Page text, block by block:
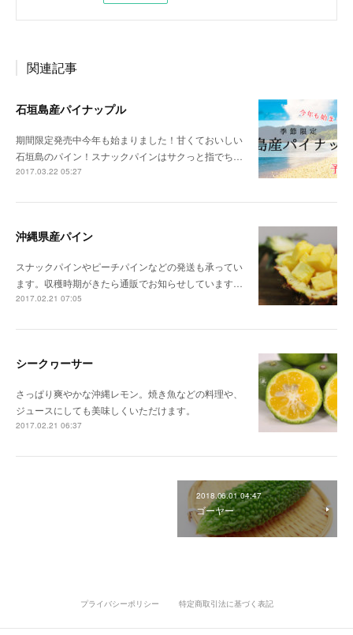
関連記事
石垣島産パイナップル
期間限定発売中今年も始まりました！甘くておいしい
石垣島のパイン！スナックパインはサクっと指でち…
2017.03.22 05:27
沖縄県産パイン
スナックパインやピーチパインなどの発送も承ってい
ます。収穫時期がきたら通販でお知らせしています…
2017.02.21 07:05
シークヮーサー
さっぱり爽やかな沖縄レモン。焼き魚などの料理や、
ジュースにしても美味しくいただけます。
2017.02.21 06:37
2018.06.01 04:47
ゴーヤー
プライバシーポリシー 特定商取引法に基づく表記